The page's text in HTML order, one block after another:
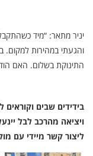
יניר מתאר: “מיד
והגעתי במהירות למקום.
התינוקת בשלום. האם
בידידים שבים
ויציאה מהרכב לבל
ליצור קשר מיידי עם מוקד ידידים: